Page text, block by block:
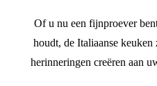
Of u nu een fijnproever
houdt, de Italiaanse
herinneringen creëren aan